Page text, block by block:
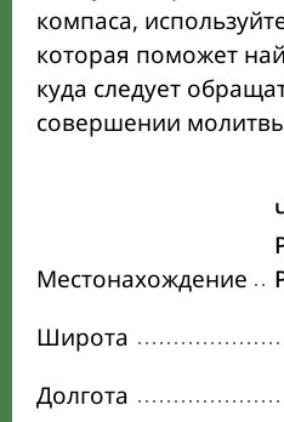
компаса,
которая поможет
куда следует
совершении
Местонахождение
Широта
Долгота